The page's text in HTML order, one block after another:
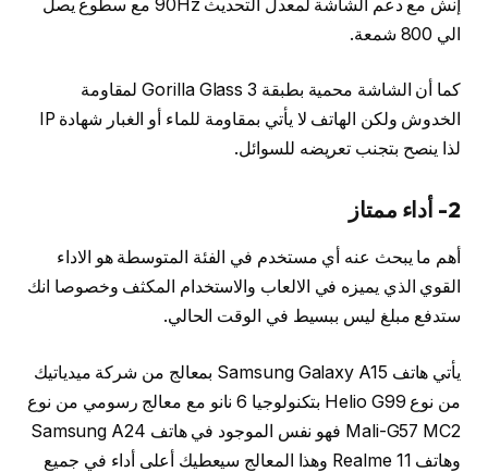
إنش مع دعم الشاشة لمعدل التحديث 90Hz مع سطوع يصل
الي 800 شمعة.
كما أن الشاشة محمية بطبقة Gorilla Glass 3 لمقاومة
الخدوش ولكن الهاتف لا يأتي بمقاومة للماء أو الغبار شهادة IP
لذا ينصح بتجنب تعريضه للسوائل.
2- أداء ممتاز
أهم ما يبحث عنه أي مستخدم في الفئة المتوسطة هو الاداء
القوي الذي يميزه في الالعاب والاستخدام المكثف وخصوصا انك
ستدفع مبلغ ليس ببسيط في الوقت الحالي.
يأتي هاتف Samsung Galaxy A15 بمعالج من شركة ميدياتيك
من نوع Helio G99 بتكنولوجيا 6 نانو مع معالج رسومي من نوع
Mali-G57 MC2 فهو نفس الموجود في هاتف Samsung A24
وهاتف Realme 11 وهذا المعالج سيعطيك أعلى أداء في جميع